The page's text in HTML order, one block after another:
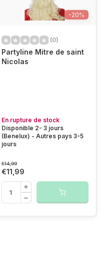
-20%
(0)
Partyline Mitre de saint
Nicolas
En rupture de stock
Disponible 2- 3 jours
(Benelux) - Autres pays 3-5
jours
€14,99
€11,99